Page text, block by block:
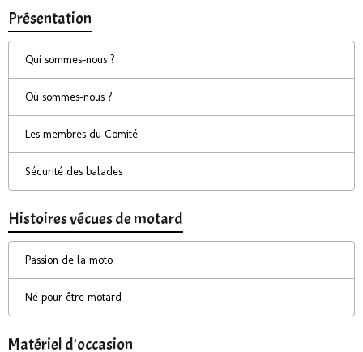
Présentation
Qui sommes-nous ?
Où sommes-nous ?
Les membres du Comité
Sécurité des balades
Histoires vécues de motard
Passion de la moto
Né pour être motard
Matériel d'occasion